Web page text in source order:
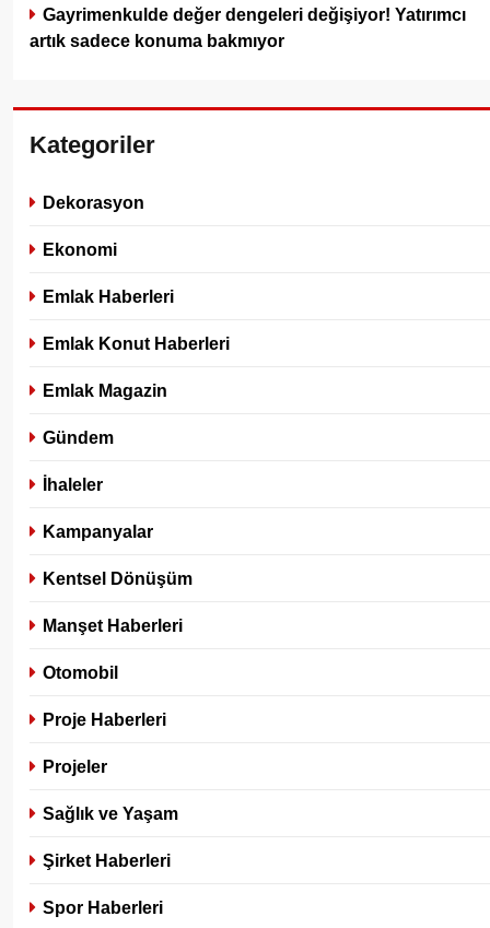
Gayrimenkulde değer dengeleri değişiyor! Yatırımcı
artık sadece konuma bakmıyor
Kategoriler
Dekorasyon
Ekonomi
Emlak Haberleri
Emlak Konut Haberleri
Emlak Magazin
Gündem
İhaleler
Kampanyalar
Kentsel Dönüşüm
Manşet Haberleri
Otomobil
Proje Haberleri
Projeler
Sağlık ve Yaşam
Şirket Haberleri
Spor Haberleri